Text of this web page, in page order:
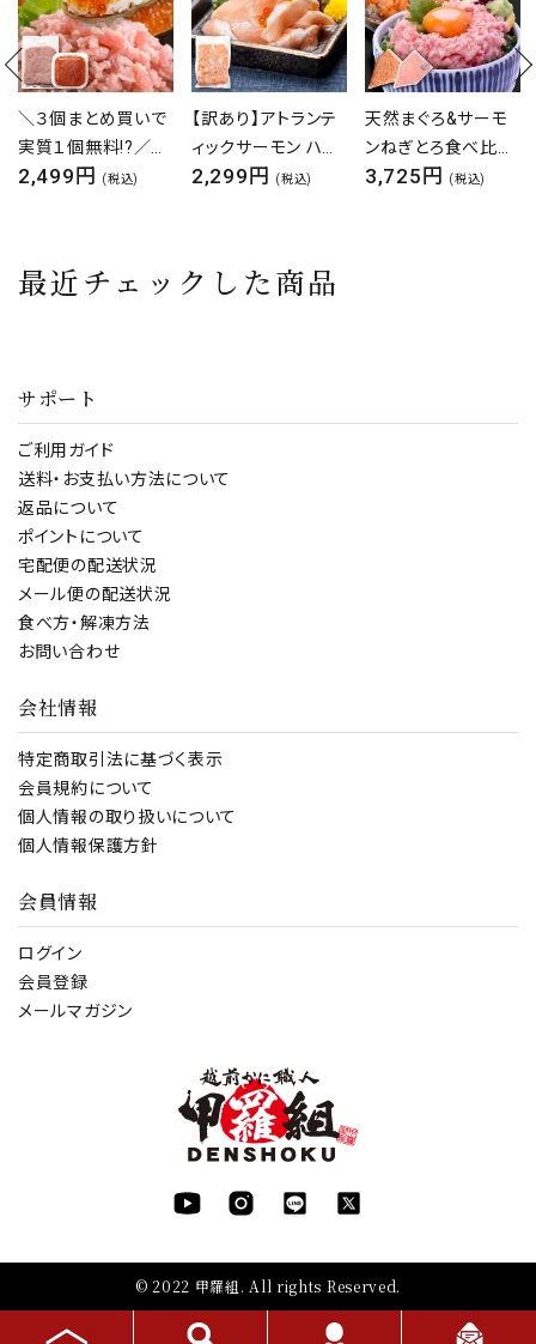
【訳あり】アトランテ
ィックサーモン ハラ
ス 切り落とし たっぷ
大トロ
2,299円 (税込)
天然まぐろ&サーモ
ンねぎとろ食べ比べ
セット マグロ ネギト
ト ちらし寿司 手巻き
3,725円 (税込)
お刺身とろサーモン
業務用たっぷり半身
（骨なし皮なし約
3,999円 (税込)
最近チェックした商品
サポート
ご利用ガイド
送料・お支払い方法について
返品について
ポイントについて
宅配便の配送状況
メール便の配送状況
食べ方・解凍方法
お問い合わせ
会社情報
特定商取引法に基づく表示
会員規約について
個人情報の取り扱いについて
個人情報保護方針
会員情報
ログイン
会員登録
メールマガジン
© 2022 甲羅組. All rights Reserved.